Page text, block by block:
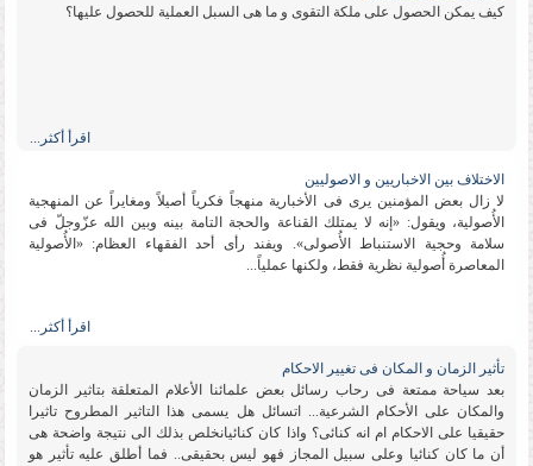
كیف یمكن الحصول على ملكة التقوى و ما هی السبل العملیة للحصول علیها؟
اقرأ أكثر...
الاختلاف بین الاخباریین و الاصولیین
لا زال بعض المؤمنین یرى فی الأخباریة منهجاً فكریاً أصیلاً ومغایراً عن المنهجیة
الأُصولیة، ویقول: «إنه لا یمتلك القناعة والحجة التامة بینه وبین الله عزّوجلّ فی
سلامة وحجیة الاستنباط الأُصولی». ویفند رأی أحد الفقهاء العظام: «الأُصولیة
المعاصرة أُصولیة نظریة فقط، ولكنها عملیاً...
اقرأ أكثر...
تأثیر الزمان و المكان فی تغییر الاحكام
بعد سیاحة ممتعة فی رحاب رسائل بعض علمائنا الأعلام المتعلقة بتاثیر الزمان
والمكان على الأحكام الشرعیة... اتسائل هل یسمى هذا التاثیر المطروح تاثیرا
حقیقیا على الاحكام ام انه كنائی؟ واذا كان كنائیانخلص بذلك الى نتیجة واضحة هی
أن ما كان كنائیا وعلى سبیل المجاز فهو لیس بحقیقی.. فما أطلق علیه تأثیر هو